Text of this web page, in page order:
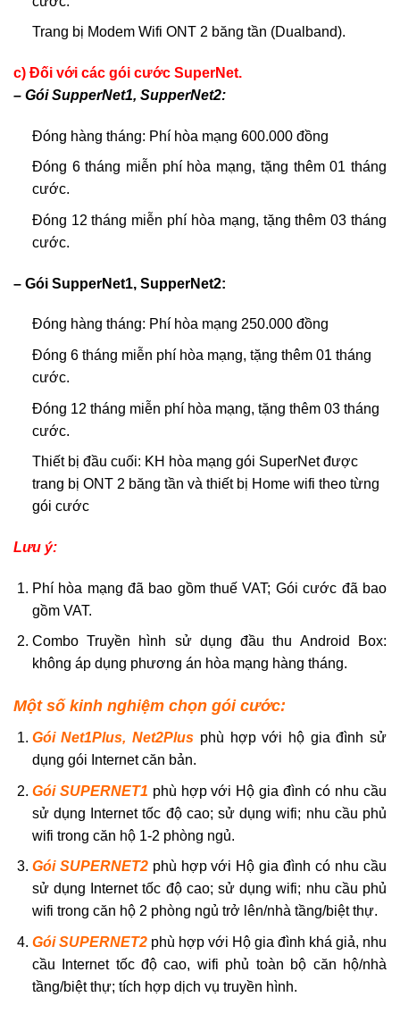
Trang bị Modem Wifi ONT 2 băng tần (Dualband).
c) Đối với các gói cước SuperNet.
– Gói SupperNet1, SupperNet2:
Đóng hàng tháng: Phí hòa mạng 600.000 đồng
Đóng 6 tháng miễn phí hòa mạng, tặng thêm 01 tháng
cước.
Đóng 12 tháng miễn phí hòa mạng, tặng thêm 03 tháng
cước.
– Gói SupperNet1, SupperNet2:
Đóng hàng tháng: Phí hòa mạng 250.000 đồng
Đóng 6 tháng miễn phí hòa mạng, tặng thêm 01 tháng
cước.
Đóng 12 tháng miễn phí hòa mạng, tặng thêm 03 tháng
cước.
Thiết bị đầu cuối: KH hòa mạng gói SuperNet được
trang bị ONT 2 băng tần và thiết bị Home wifi theo từng
gói cước
Lưu ý:
Phí hòa mạng đã bao gồm thuế VAT; Gói cước đã bao
gồm VAT.
Combo Truyền hình sử dụng đầu thu Android Box:
không áp dụng phương án hòa mạng hàng tháng.
Một số kinh nghiệm chọn gói cước:
Gói Net1Plus, Net2Plus phù hợp với hộ gia đình sử
dụng gói Internet căn bản.
Gói SUPERNET1 phù hợp với Hộ gia đình có nhu cầu
sử dụng Internet tốc độ cao; sử dụng wifi; nhu cầu phủ
wifi trong căn hộ 1-2 phòng ngủ.
Gói SUPERNET2phù hợp với Hộ gia đình có nhu cầu
sử dụng Internet tốc độ cao; sử dụng wifi; nhu cầu phủ
wifi trong căn hộ 2 phòng ngủ trở lên/nhà tầng/biệt thự.
Gói SUPERNET2phù hợp với Hộ gia đình khá giả, nhu
cầu Internet tốc độ cao, wifi phủ toàn bộ căn hộ/nhà
tầng/biệt thự; tích hợp dịch vụ truyền hình.